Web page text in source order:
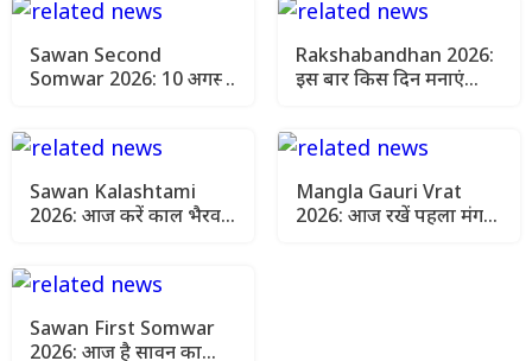
Sawan Second
Somwar 2026: 10 अगस्त
Rakshabandhan 2026:
इस बार किस दिन मनाएं
Sawan Kalashtami
2026: आज करें काल भैरव
Mangla Gauri Vrat
2026: आज रखें पहला मंगला
Sawan First Somwar
2026: आज है सावन का